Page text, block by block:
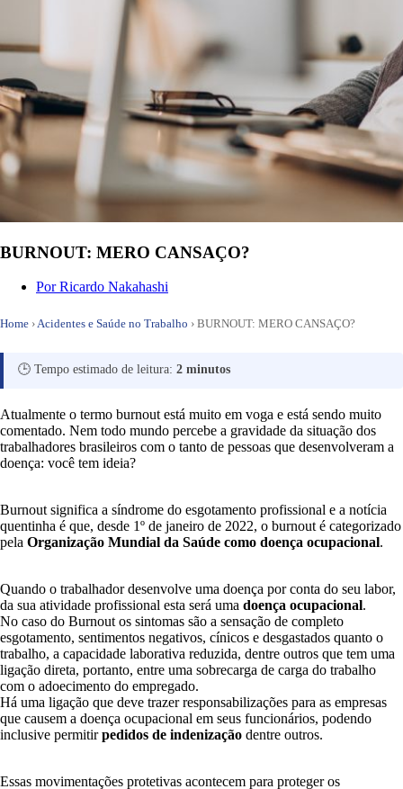
BURNOUT: MERO CANSAÇO?
PorRicardo Nakahashi
Home ›Acidentes e Saúde no Trabalho › BURNOUT: MERO CANSAÇO?
🕒 Tempo estimado de leitura: 2 minutos
Atualmente o termo burnout está muito em voga e está sendo muito
comentado. Nem todo mundo percebe a gravidade da situação dos
trabalhadores brasileiros com o tanto de pessoas que desenvolveram a
doença: você tem ideia?
Burnout significa a síndrome do esgotamento profissional e a notícia
quentinha é que, desde 1º de janeiro de 2022, o burnout é categorizado
pela Organização Mundial da Saúde como doença ocupacional.
Quando o trabalhador desenvolve uma doença por conta do seu labor,
da sua atividade profissional esta será uma doença ocupacional.
No caso do Burnout os sintomas são a sensação de completo
esgotamento, sentimentos negativos, cínicos e desgastados quanto o
trabalho, a capacidade laborativa reduzida, dentre outros que tem uma
ligação direta, portanto, entre uma sobrecarga de carga do trabalho
com o adoecimento do empregado.
Há uma ligação que deve trazer responsabilizações para as empresas
que causem a doença ocupacional em seus funcionários, podendo
inclusive permitirpedidos de indenização dentre outros.
Essas movimentações protetivas acontecem para proteger os